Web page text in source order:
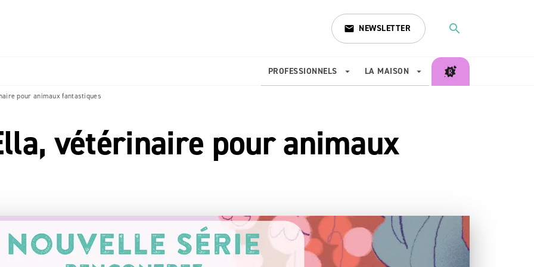
email NEWSLETTER search
PROFESSIONNELS arrow_drop_down LA MAISON arrow_drop_down
search
pour animaux fantastiques
vétérinaire pour animaux